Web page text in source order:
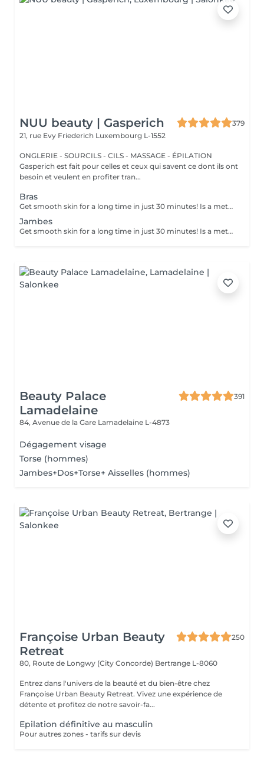
NUU beauty | Gasperich
379
21, rue Evy Friederich Luxembourg L-1552
ONGLERIE - SOURCILS - CILS - MASSAGE - ÉPILATION
Gasperich est fait pour celles et ceux qui savent ce dont ils ont
besoin et veulent en profiter tran...
Bras
Get smooth skin for a long time in just 30 minutes! Is a method of hair removal when your hair is pulled out with warm wax with the hair follicle. How is wax epilation done? - preparation (the beautician applies a special antiseptic lotion to the skin) - wax is applied (the wax mixture is heated to a certain temperature, after which it is applied to the skin using a wooden stick) - depilation (after the wax hardens the beautician removes the wax strips with hair using sharp movements) - wax residue are removed (wax residues are cleaned off and aloe vera cream is applied) Age restrictions: recommended to do from 14 years. Post procedure recommendations: recommended to do not take hot bath, do not visit sauna, do not swim in the pool for 12 hours after the procedure - it can cause irritation. Frequency: once in 4 weeks.
Jambes
Get smooth skin for a long time in just 30 minutes! Is a method of hair removal when your hair is pulled out with warm wax with the hair follicle. How is wax epilation done? - preparation (the beautician applies a special antiseptic lotion to the skin) - wax is applied (the wax mixture is heated to a certain temperature, after which it is applied to the skin using a wooden stick) - depilation (after the wax hardens the beautician removes the wax strips with hair using sharp movements) - wax residue are removed (wax residues are cleaned off and aloe vera cream is applied) Age restrictions: recommended to do from 14 years. Post procedure recommendations: recommended to do not take hot bath, do not visit sauna, do not swim in the pool for 12 hours after the procedure - it can cause irritation. Frequency: once in 4 weeks.
Beauty Palace
Lamadelaine
391
84, Avenue de la Gare Lamadelaine L-4873
Dégagement visage
Torse (hommes)
Jambes+Dos+Torse+ Aisselles (hommes)
Françoise Urban Beauty
Retreat
250
80, Route de Longwy (City Concorde) Bertrange L-8060
Entrez dans l'univers de la beauté et du bien-être chez
Françoise Urban Beauty Retreat. Vivez une expérience de
détente et profitez de notre savoir-fa...
Epilation définitive au masculin
Pour autres zones - tarifs sur devis